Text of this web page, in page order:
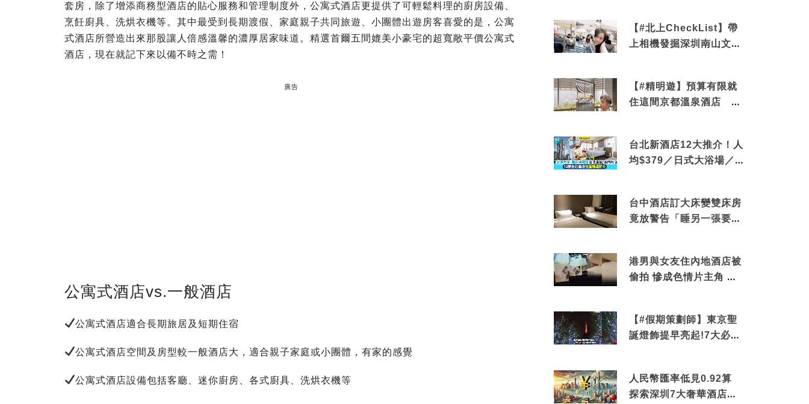
套房，除了增添商務型酒店的貼心服務和管理制度外，公寓式酒店更提供了可輕鬆料理的廚房設備、
烹飪廚具、洗烘衣機等。其中最受到長期渡假、家庭親子共同旅遊、小團體出遊房客喜愛的是，公寓
式酒店所營造出來那股讓人倍感溫馨的濃厚居家味道。精選首爾五間媲美小豪宅的超寬敞平價公寓式
酒店，現在就記下來以備不時之需！
廣告
公寓式酒店vs.一般酒店
公寓式酒店適合長期旅居及短期住宿
公寓式酒店空間及房型較一般酒店大，適合親子家庭或小團體，有家的感覺
公寓式酒店設備包括客廳、迷你廚房、各式廚具、洗烘衣機等
【#北上CheckList】帶
上相機發掘深圳南山文藝
【#精明遊】預算有限就
住這間京都溫泉酒店 車
台北新酒店12大推介！人
均$379／日式大浴場／1
台中酒店訂大床變雙床房
竟放警告「睡另一張要加
港男與女友住內地酒店被
偷拍 慘成色情片主角 鏡
【#假期策劃師】東京聖
誕燈飾提早亮起!7大必去
人民幣匯率低見0.92算
探索深圳7大奢華酒店體